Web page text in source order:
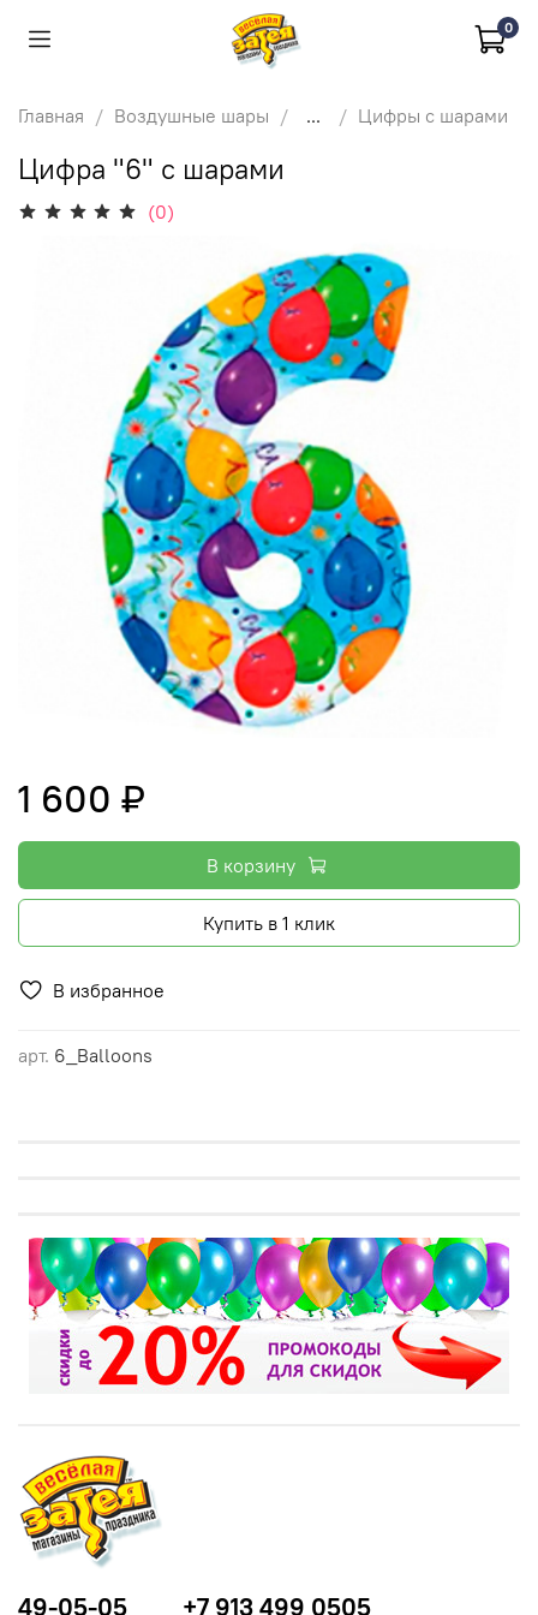
0
Главная Воздушные шары ... Цифры с шарами
Цифра "6" с шарами
(0)
В избранное
арт. 6_Balloons
1 600 ₽
В корзину
Купить в 1 клик
49-05-05 +7 913 499 0505